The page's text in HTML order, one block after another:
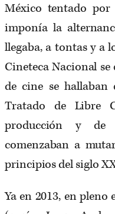
México tentado por
imponía la
llegaba, a tontas y a
Cineteca Nacional se
de cine se
Tratado de Libre
producción y de
comenzaban a
principios del siglo
Ya en 2013, en